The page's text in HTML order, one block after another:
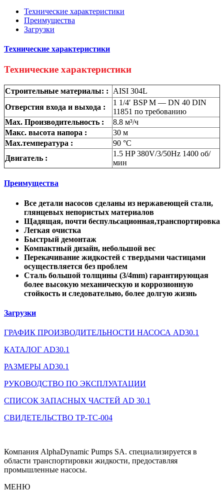
Технические характеристики
Преимущества
Загрузки
Технические характеристики
Технические характеристики
Строительные материалы: :
AISI 304L
Отверстия входа и выхода :
1 1/4′ BSP M — DN 40 DIN
11851 по требованию
Max. Производительность :
8.8 м³/ч
Макс. высота напора :
30 м
Max.температура :
90 °C
Двигатель :
1.5 HP 380V/3/50Hz 1400 об/
мин
Преимущества
Все детали насосов сделаны из нержавеющей стали,
глянцевых непористых материалов
Щадящая, почти беспульсационная,транспортировка
Легкая очистка
Быстрый демонтаж
Компактный дизайн, небольшой вес
Перекачивание жидкостей с твердыми частицами
осуществляется без проблем
Сталь большой толщины (3/4mm) гарантирующая
более высокую механическую и коррозионную
стойкость и следовательно, более долгую жизнь
Загрузки
ГРАФИК ПРОИЗВОДИТЕЛЬНОСТИ НАСОСА AD30.1
КАТАЛОГ AD30.1
РАЗМЕРЫ AD30.1
РУКОВОДСТВО ПО ЭКСПЛУАТАЦИИ
СПИСОК ЗАПАСНЫХ ЧАСТЕЙ AD 30.1
СВИДЕТЕЛЬСТВО TP-TC-004
Компания AlphaDynamic Pumps SA. специализируется в
области транспортировки жидкости, предоставляя
промышленные насосы.
МЕНЮ